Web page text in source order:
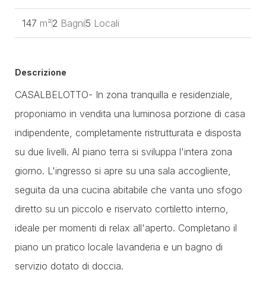
147 m²2 Bagni5 Locali
Descrizione
CASALBELOTTO- In zona tranquilla e residenziale,
proponiamo in vendita una luminosa porzione di casa
indipendente, completamente ristrutturata e disposta
su due livelli. Al piano terra si sviluppa l'intera zona
giorno. L'ingresso si apre su una sala accogliente,
seguita da una cucina abitabile che vanta uno sfogo
diretto su un piccolo e riservato cortiletto interno,
ideale per momenti di relax all'aperto. Completano il
piano un pratico locale lavanderia e un bagno di
servizio dotato di doccia.